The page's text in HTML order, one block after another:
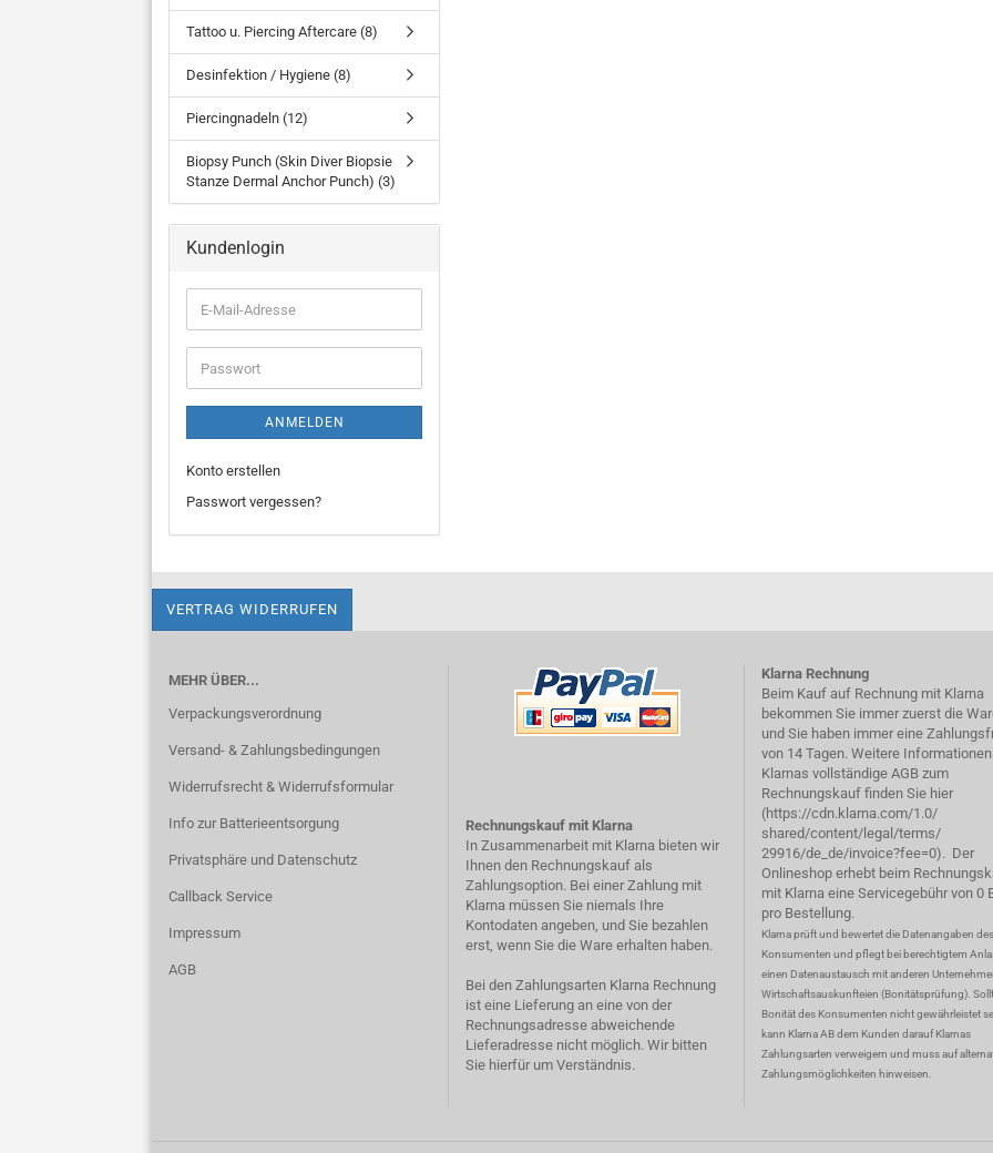
Tattoo u. Piercing Aftercare (8)
Desinfektion / Hygiene (8)
Piercingnadeln (12)
Biopsy Punch (Skin Diver Biopsie
Stanze Dermal Anchor Punch) (3)
Kundenlogin
E-
Mail-
Adresse
Passwort
ANMELDEN
Konto erstellen
Passwort vergessen?
VERTRAG WIDERRUFEN
MEHR ÜBER...
Verpackungsverordnung
Versand- & Zahlungsbedingungen
Widerrufsrecht & Widerrufsformular
Info zur Batterieentsorgung
Privatsphäre und Datenschutz
Callback Service
Impressum
AGB
Rechnungskauf mit Klarna
In Zusammenarbeit mit Klarna bieten wir
Ihnen den Rechnungskauf als
Zahlungsoption. Bei einer Zahlung mit
Klarna müssen Sie niemals Ihre
Kontodaten angeben, und Sie bezahlen
erst, wenn Sie die Ware erhalten haben.
Bei den Zahlungsarten Klarna Rechnung
ist eine Lieferung an eine von der
Rechnungsadresse abweichende
Lieferadresse nicht möglich. Wir bitten
Sie hierfür um Verständnis.
Klarna Rechnung
Beim Kauf auf Rechnung mit Klarna
bekommen Sie immer zuerst die
und Sie haben immer eine
von 14 Tagen. Weitere Informationen
Klarnas vollständige AGB zum
Rechnungskauf finden Sie hier
(https://cdn.klarna.com/1.0/
shared/content/legal/terms/
29916/de_de/invoice?fee=0). Der
Onlineshop erhebt beim
mit Klarna eine Servicegebühr von 0
pro Bestellung.
Klarna prüft und bewertet die Datenangaben des
Konsumenten und pflegt bei berechtigtem
einen Datenaustausch mit anderen
Wirtschaftsauskunfteien (Bonitätsprüfung).
Bonität des Konsumenten nicht gewährleistet
kann Klarna AB dem Kunden darauf Klarnas
Zahlungsarten verweigern und muss auf
Zahlungsmöglichkeiten hinweisen.